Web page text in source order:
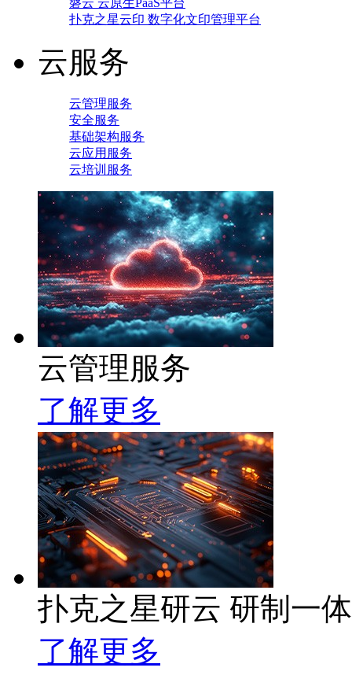
磐云 云原生PaaS平台
扑克之星云印 数字化文印管理平台
云服务
云管理服务
安全服务
基础架构服务
云应用服务
云培训服务
云管理服务
了解更多
扑克之星研云 研制一
了解更多